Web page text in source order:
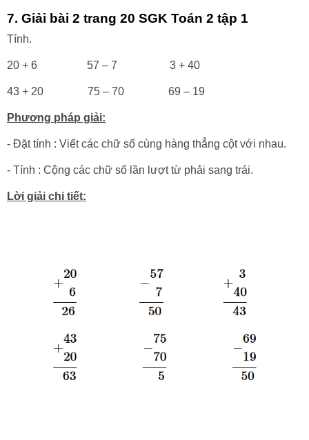
7. Giải bài 2 trang 20 SGK Toán 2 tập 1
Tính.
20 + 6 57 – 7 3 + 40
43 + 20 75 – 70 69 – 19
Phương pháp giải:
- Đặt tính : Viết các chữ số cùng hàng thẳng cột với nhau.
- Tính : Cộng các chữ số lần lượt từ phải sang trái.
Lời giải chi tiết: